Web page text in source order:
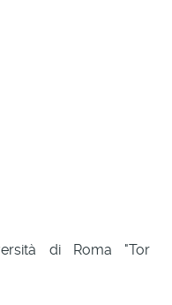
di Roma "Tor